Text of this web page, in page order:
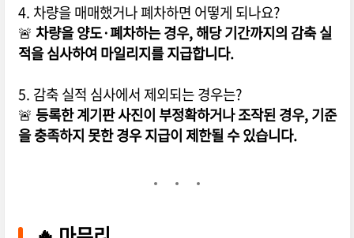
4. 차량을 매매했거나 폐차하면 어떻게 되나요?
🚨 차량을 양도·폐차하는 경우, 해당 기간까지의 감축 실
적을 심사하여 마일리지를 지급합니다.
5. 감축 실적 심사에서 제외되는 경우는?
🚨 등록한 계기판 사진이 부정확하거나 조작된 경우, 기준
을 충족하지 못한 경우 지급이 제한될 수 있습니다.